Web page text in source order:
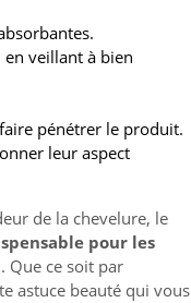
en veillant à bien
pénétrer le produit.
leur aspect
de la chevelure, le
pour les
. Que ce soit par
astuce beauté qui vous